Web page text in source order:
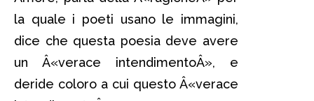
la quale i poeti usano le immagini,
dice che questa poesia deve avere
un Â«verace intendimentoÂ», e
deride coloro a cui questo Â«verace